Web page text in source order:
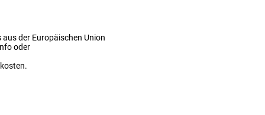
der Europäischen Union
oder